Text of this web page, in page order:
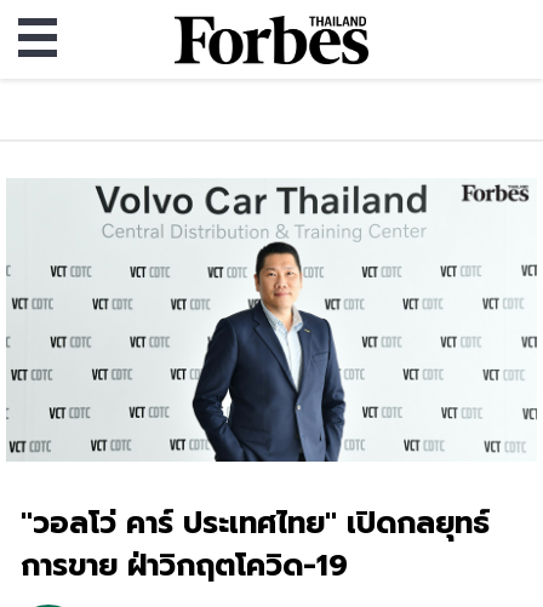
"วอลโว่ คาร์ ประเทศไทย" เปิดกลยุทธ์
การขาย ฝ่าวิกฤตโควิด-19